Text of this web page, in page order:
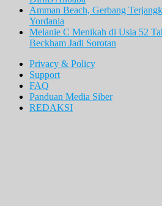
Amman Beach, Gerbang
Yordania
Melanie C Menikah di Usia 52
Beckham Jadi Sorotan
Privacy & Policy
Support
FAQ
Panduan Media Siber
REDAKSI